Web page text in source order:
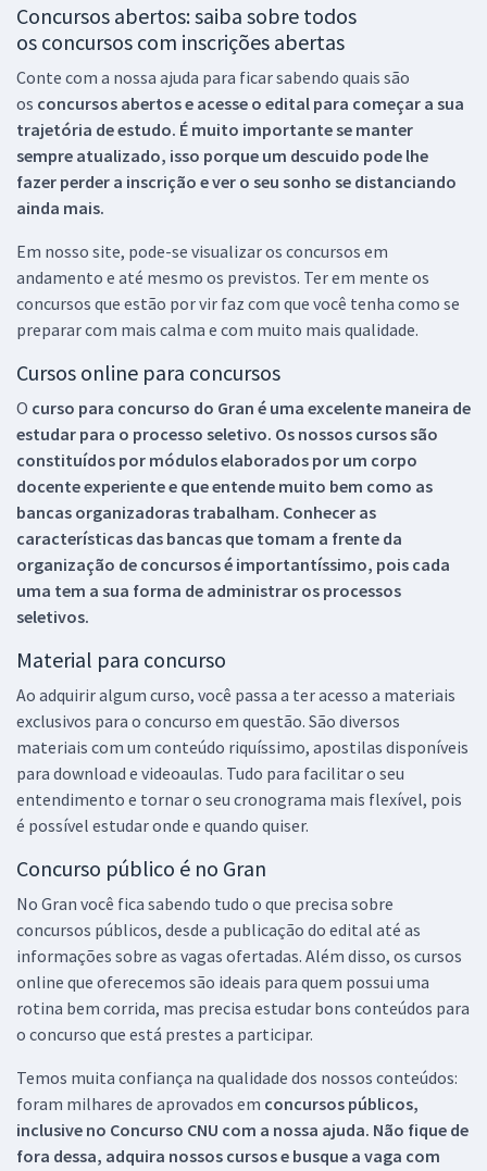
Concursos abertos: saiba sobre todos
os concursos com inscrições abertas
Conte com a nossa ajuda para ficar sabendo quais são
os concursos abertos e acesse o edital para começar a sua
trajetória de estudo. É muito importante se manter
sempre atualizado, isso porque um descuido pode lhe
fazer perder a inscrição e ver o seu sonho se distanciando
ainda mais.
Em nosso site, pode-se visualizar os concursos em
andamento e até mesmo os previstos. Ter em mente os
concursos que estão por vir faz com que você tenha como se
preparar com mais calma e com muito mais qualidade.
Cursos online para concursos
O curso para concurso do Gran é uma excelente maneira de
estudar para o processo seletivo. Os nossos cursos são
constituídos por módulos elaborados por um corpo
docente experiente e que entende muito bem como as
bancas organizadoras trabalham. Conhecer as
características das bancas que tomam a frente da
organização de concursos é importantíssimo, pois cada
uma tem a sua forma de administrar os processos
seletivos.
Material para concurso
Ao adquirir algum curso, você passa a ter acesso a materiais
exclusivos para o concurso em questão. São diversos
materiais com um conteúdo riquíssimo, apostilas disponíveis
para download e videoaulas. Tudo para facilitar o seu
entendimento e tornar o seu cronograma mais flexível, pois
é possível estudar onde e quando quiser.
Concurso público é no Gran
No Gran você fica sabendo tudo o que precisa sobre
concursos públicos, desde a publicação do edital até as
informações sobre as vagas ofertadas. Além disso, os cursos
online que oferecemos são ideais para quem possui uma
rotina bem corrida, mas precisa estudar bons conteúdos para
o concurso que está prestes a participar.
Temos muita confiança na qualidade dos nossos conteúdos:
foram milhares de aprovados em concursos públicos,
inclusive no Concurso CNU com a nossa ajuda. Não fique de
fora dessa, adquira nossos cursos e busque a vaga com